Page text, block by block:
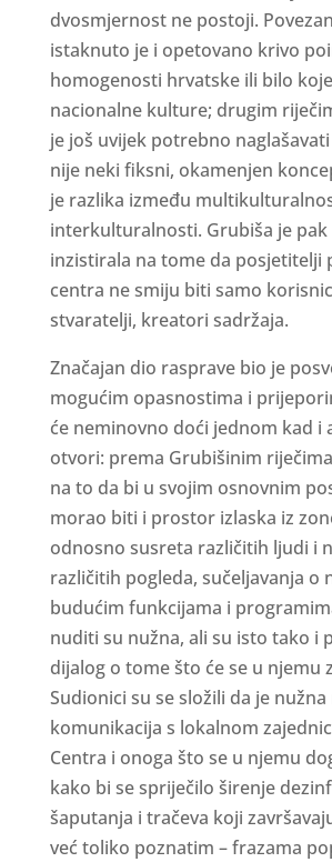
dvosmjernost ne postoji.
istaknuto je i opetovano krivo
homogenosti hrvatske ili bilo
nacionalne kulture; drugim
je još uvijek potrebno
nije neki fiksni, okamenjen
je razlika između
interkulturalnosti. Grubiša je pak
inzistirala na tome da posjetitelji
centra ne smiju biti samo
stvaratelji, kreatori sadržaja.
Značajan dio rasprave bio je
mogućim opasnostima i
će neminovno doći jednom kad i
otvori: prema Grubišinim
na to da bi u svojim osnovnim
morao biti i prostor izlaska iz
odnosno susreta različitih ljudi i
različitih pogleda, sučeljavanja o
budućim funkcijama i
nuditi su nužna, ali su isto tako i
dijalog o tome što će se u njemu
Sudionici su se složili da je
komunikacija s lokalnom
Centra i onoga što se u njemu
kako bi se spriječilo širenje
šaputanja i tračeva koji
već toliko poznatim – frazama